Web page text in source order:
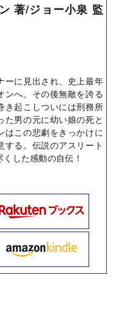
著/ジョー小泉 監
ーに見出され、史上最年
ンへ。その後無敵を誇る
き起こしついには刑務所
た男の元に幼い娘の死と
はこの悲劇をきっかけに
する。伝説のアスリート
した感動の自伝！